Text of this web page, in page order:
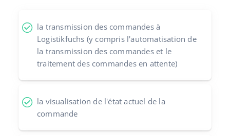
português (BR)
română
la transmission des commandes à
Logistikfuchs (y compris l'automatisation de
la transmission des commandes et le
traitement des commandes en attente)
la visualisation de l'état actuel de la
commande